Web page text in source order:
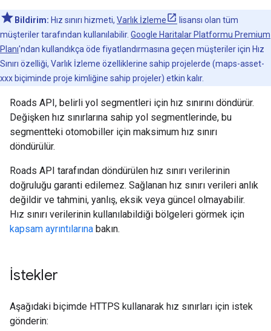
Bildirim: Hız sınırı hizmeti, Varlık İzleme
lisansı olan tüm
müşteriler tarafından kullanılabilir. Google Haritalar Platformu Premium
Planı'ndan kullandıkça öde fiyatlandırmasına geçen müşteriler için Hız
Sınırı özelliği, Varlık İzleme özelliklerine sahip projelerde (maps-asset-
xxx biçiminde proje kimliğine sahip projeler) etkin kalır.
Roads API, belirli yol segmentleri için hız sınırını döndürür.
Değişken hız sınırlarına sahip yol segmentlerinde, bu
segmentteki otomobiller için maksimum hız sınırı
döndürülür.
Roads API tarafından döndürülen hız sınırı verilerinin
doğruluğu garanti edilemez. Sağlanan hız sınırı verileri anlık
değildir ve tahmini, yanlış, eksik veya güncel olmayabilir.
Hız sınırı verilerinin kullanılabildiği bölgeleri görmek için
kapsam ayrıntılarına bakın.
İstekler
Aşağıdaki biçimde HTTPS kullanarak hız sınırları için istek
gönderin: